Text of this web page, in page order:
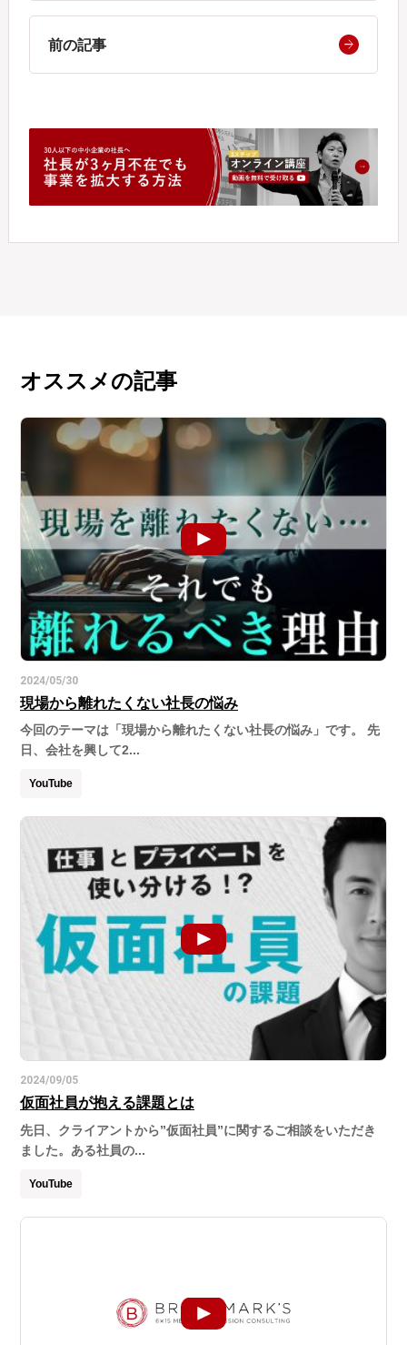
前の記事
オススメの記事
2024/05/30
現場から離れたくない社長の悩み
今回のテーマは「現場から離れたくない社長の悩み」です。 先
日、会社を興して2...
YouTube
2024/09/05
仮面社員が抱える課題とは
先日、クライアントから”仮面社員”に関するご相談をいただき
ました。ある社員の...
YouTube